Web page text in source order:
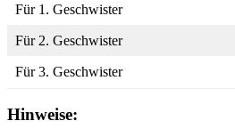
Für 1. Geschwister
Für 2. Geschwister
Für 3. Geschwister
Hinweise: